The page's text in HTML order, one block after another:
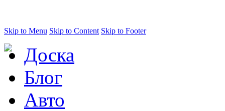
Skip to Menu Skip to Content Skip to Footer
Доска
Блог
Авто